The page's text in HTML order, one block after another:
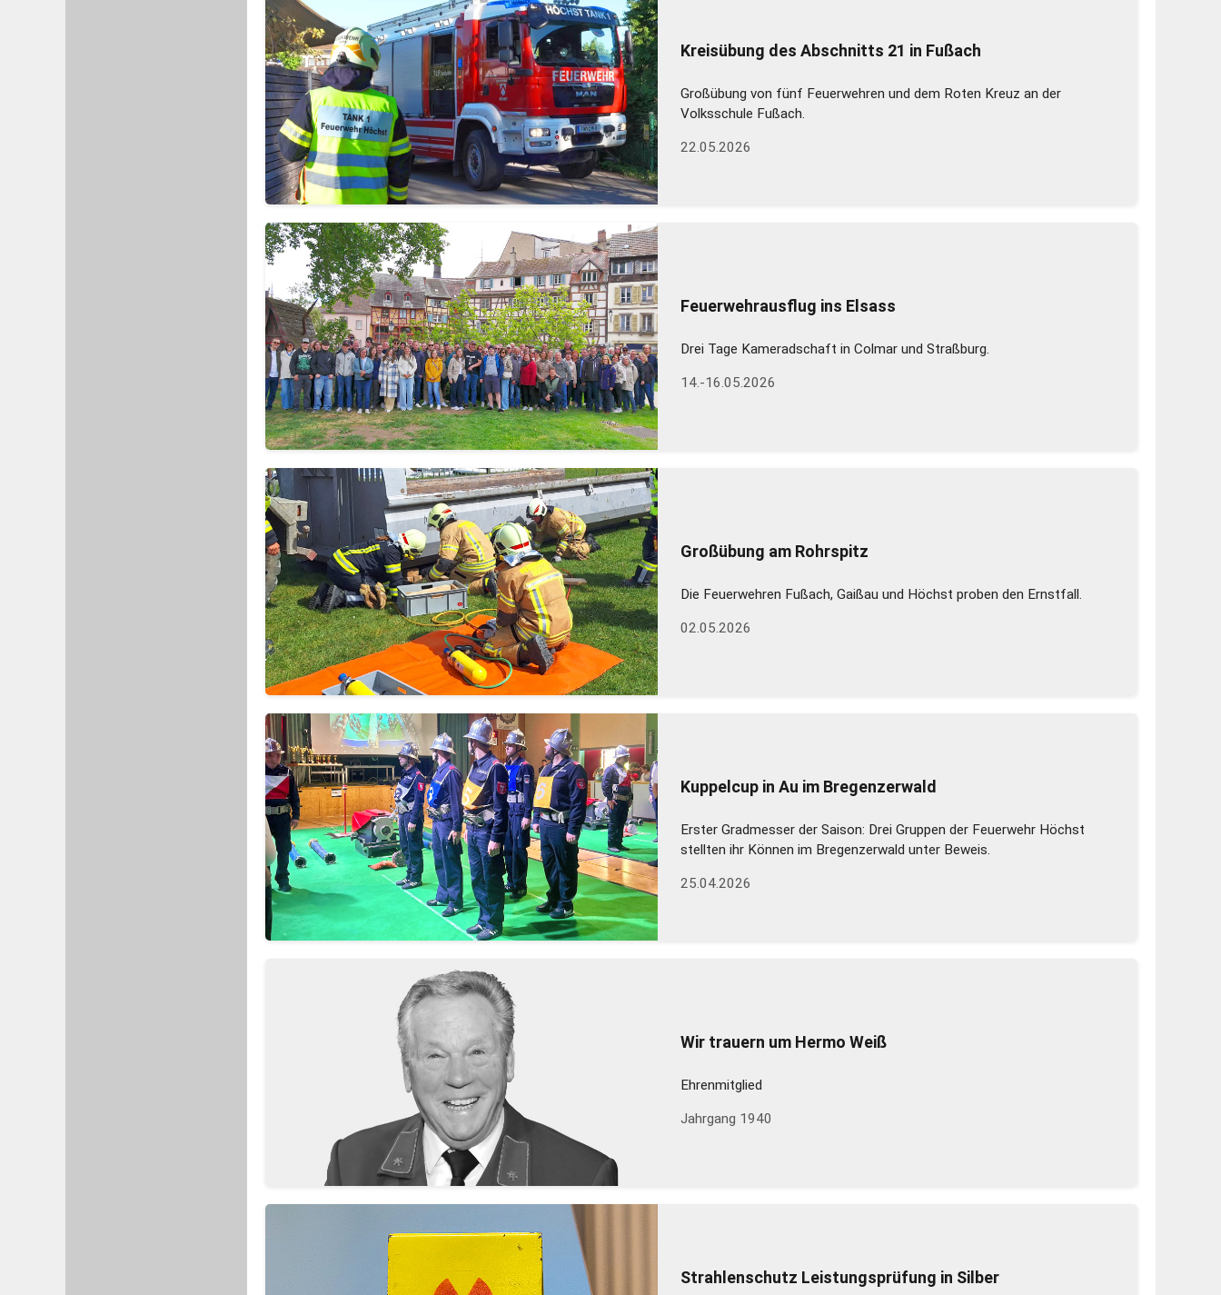
Kreisübung des Abschnitts 21 in Fußach
Großübung von fünf Feuerwehren und dem Roten Kreuz an der
Volksschule Fußach.
22.05.2026
Feuerwehrausflug ins Elsass
Drei Tage Kameradschaft in Colmar und Straßburg.
14.-16.05.2026
Großübung am Rohrspitz
Die Feuerwehren Fußach, Gaißau und Höchst proben den Ernstfall.
02.05.2026
Kuppelcup in Au im Bregenzerwald
Erster Gradmesser der Saison: Drei Gruppen der Feuerwehr Höchst
stellten ihr Können im Bregenzerwald unter Beweis.
25.04.2026
Wir trauern um Hermo Weiß
Ehrenmitglied
Jahrgang 1940
Strahlenschutz Leistungsprüfung in Silber